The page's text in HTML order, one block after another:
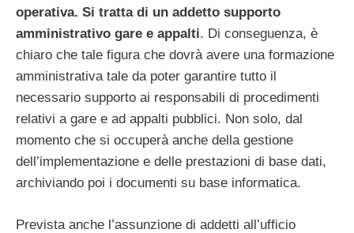
operativa. Si tratta di un addetto supporto
amministrativo gare e appalti. Di conseguenza, è
chiaro che tale figura che dovrà avere una formazione
amministrativa tale da poter garantire tutto il
necessario supporto ai responsabili di procedimenti
relativi a gare e ad appalti pubblici. Non solo, dal
momento che si occuperà anche della gestione
dell’implementazione e delle prestazioni di base dati,
archiviando poi i documenti su base informatica.
Prevista anche l’assunzione di addetti all’ufficio